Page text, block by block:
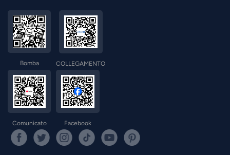
Bomba COLLEGAMENTO
Comunicato Facebook